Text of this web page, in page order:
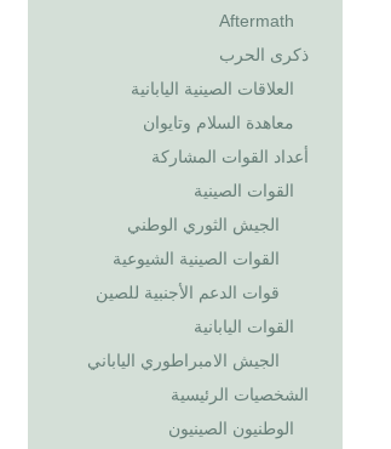
Aftermath
ذكرى الحرب
العلاقات الصينية اليابانية
معاهدة السلام وتايوان
أعداد القوات المشاركة
القوات الصينية
الجيش الثوري الوطني
القوات الصينية الشيوعية
قوات الدعم الأجنبية للصين
القوات اليابانية
الجيش الامبراطوري الياباني
الشخصيات الرئيسية
الوطنيون الصينيون